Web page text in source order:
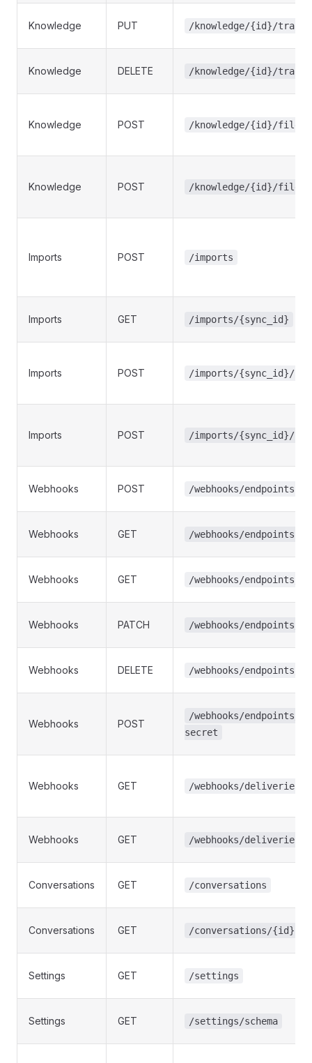
Knowledge PUT /knowledge/{id}/
Knowledge DELETE /knowledge/{id}/
Knowledge POST /knowledge/{id}/file-
Knowledge POST /knowledge/{id}/file-
Imports POST /imports
Imports GET /imports/{sync_id}
Imports POST /imports/{sync_id}/
Imports POST /imports/{sync_id}/
Webhooks POST /webhooks/endpoints
Webhooks GET /webhooks/endpoints
Webhooks GET /webhooks/endpoints/
Webhooks PATCH /webhooks/endpoints/
Webhooks DELETE /webhooks/endpoints/
Webhooks POST
/webhooks/
secret
Webhooks GET /webhooks/deliveries
Webhooks GET /webhooks/deliveries/
Conversations GET /conversations
Conversations GET /conversations/{id}
Settings GET /settings
Settings GET /settings/schema